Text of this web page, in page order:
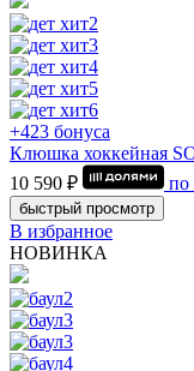
+423 бонуса
Клюшка хоккейная
10 590 ₽
по
быстрый просмотр
В избранное
НОВИНКА